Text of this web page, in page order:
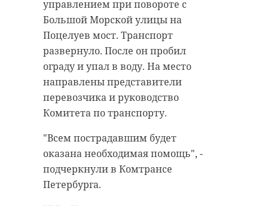
управлением при повороте с
Большой Морской улицы на
Поцелуев мост. Транспорт
развернуло. После он пробил
ограду и упал в воду. На место
направлены представители
перевозчика и руководство
Комитета по транспорту.
"Всем пострадавшим будет
оказана необходимая помощь", -
подчеркнули в Комтрансе
Петербурга.
заполонили береговую линию,
наслаждаясь вместе с
ивангородцами концертом
"Берега Победы", который
проводился в честь 79 годовщины
Победы в Великой Отечественной
войне.Жители
Нарвы
заполонили
береговую
линию, чтобы
послушать